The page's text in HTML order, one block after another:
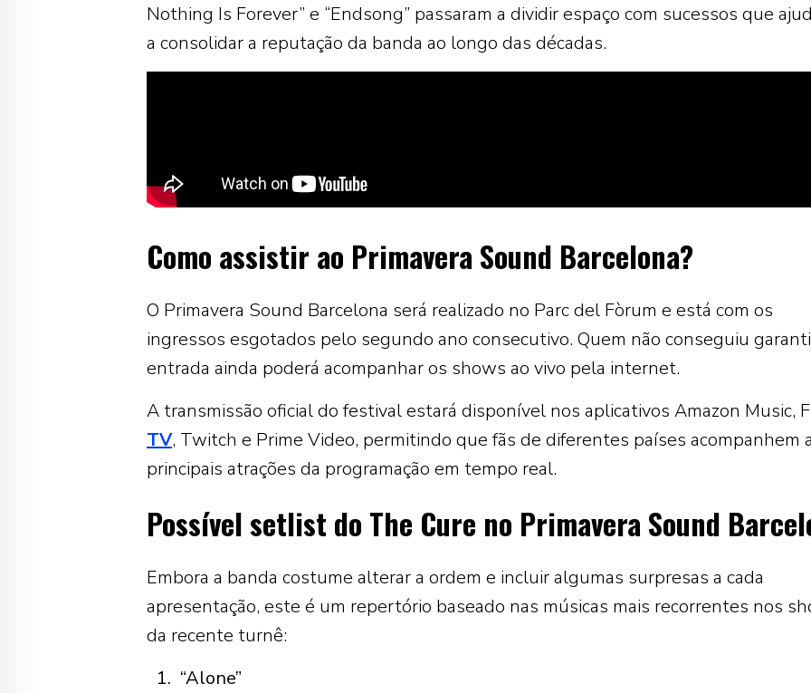
Nothing Is Forever” e “Endsong” passaram a dividir espaço com sucessos que
a consolidar a reputação da banda ao longo das décadas.
Como assistir ao Primavera Sound Barcelona?
O Primavera Sound Barcelona será realizado no Parc del Fòrum e está com os
ingressos esgotados pelo segundo ano consecutivo. Quem não conseguiu
entrada ainda poderá acompanhar os shows ao vivo pela internet.
A transmissão oficial do festival estará disponível nos aplicativos Amazon Music,
TV, Twitch e Prime Video, permitindo que fãs de diferentes países acompanhem
principais atrações da programação em tempo real.
Possível setlist do The Cure no Primavera Sound
Embora a banda costume alterar a ordem e incluir algumas surpresas a cada
apresentação, este é um repertório baseado nas músicas mais recorrentes nos
da recente turnê:
“Alone”